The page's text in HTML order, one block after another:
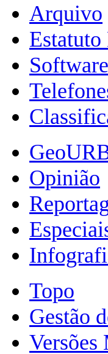
Arquivo
Opinião
Topo
Gestão
Versões